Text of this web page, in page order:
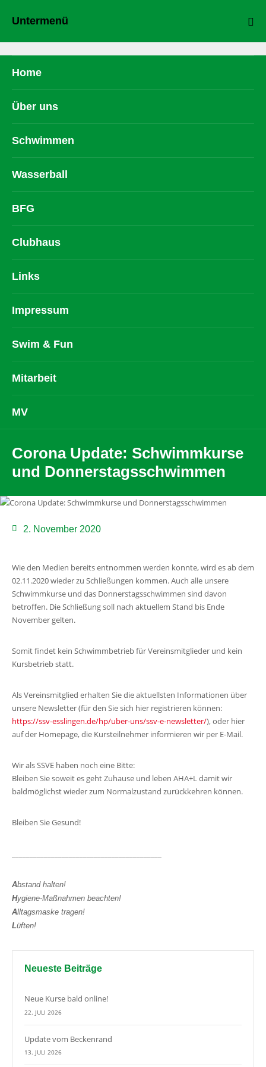
Untermenü
Home
Über uns
Schwimmen
Wasserball
BFG
Clubhaus
Links
Impressum
Swim & Fun
Mitarbeit
MV
Corona Update: Schwimmkurse
und Donnerstagsschwimmen
2. November 2020
Wie den Medien bereits entnommen werden konnte, wird es ab dem
02.11.2020 wieder zu Schließungen kommen. Auch alle unsere
Schwimmkurse und das Donnerstagsschwimmen sind davon
betroffen. Die Schließung soll nach aktuellem Stand bis Ende
November gelten.
Somit findet kein Schwimmbetrieb für Vereinsmitglieder und kein
Kursbetrieb statt.
Als Vereinsmitglied erhalten Sie die aktuellsten Informationen über
unsere Newsletter (für den Sie sich hier registrieren können:
https://ssv-esslingen.de/hp/uber-uns/ssv-e-newsletter/), oder hier
auf der Homepage, die Kursteilnehmer informieren wir per E-Mail.
Wir als SSVE haben noch eine Bitte:
Bleiben Sie soweit es geht Zuhause und leben AHA+L damit wir
baldmöglichst wieder zum Normalzustand zurückkehren können.
Bleiben Sie Gesund!
Abstand halten!
Hygiene-Maßnahmen beachten!
Alltagsmaske tragen!
Lüften!
Neueste Beiträge
Neue Kurse bald online!
22. JULI 2026
Update vom Beckenrand
13. JULI 2026